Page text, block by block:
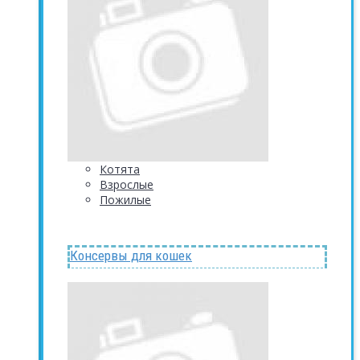
Котята
Взрослые
Пожилые
Консервы для кошек